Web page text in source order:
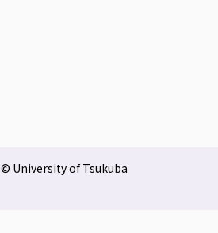
© University of Tsukuba